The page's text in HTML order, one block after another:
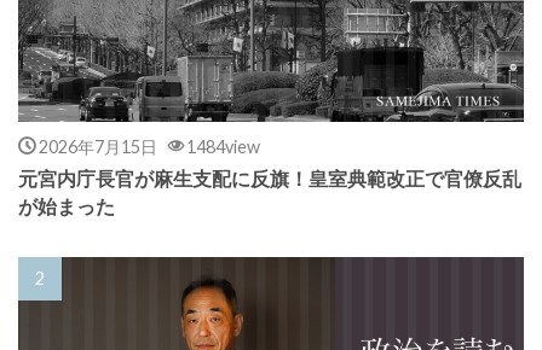
2026年7月15日 1484view
元宮内庁長官が麻生支配に反旗！皇室典範改正で官僚反乱
が始まった